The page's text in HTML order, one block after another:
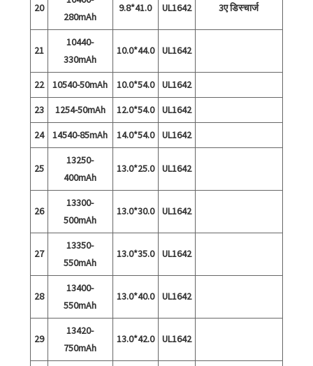
20
280mAh
9.8*41.0 UL1642 3ए डिस्चार्ज
21
10440-
330mAh
10.0*44.0 UL1642
22 10540-50mAh 10.0*54.0
UL1642
23
1254-50mAh 12.0*54.0
UL1642
24
14540-85mAh 14.0*54.0 UL1642
25
13250-
400mAh
13.0*25.0 UL1642
26
13300-
500mAh
13.0*30.0 UL1642
27
13350-
550mAh
13.0*35.0 UL1642
28
13400-
550mAh
13.0*40.0 UL1642
29
13420-
750mAh
13.0*42.0 UL1642